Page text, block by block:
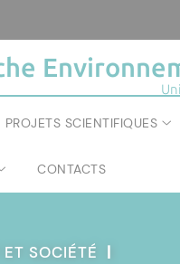
PROJETS SCIENTIFIQUES
CONTACTS
SOCIÉTÉ |